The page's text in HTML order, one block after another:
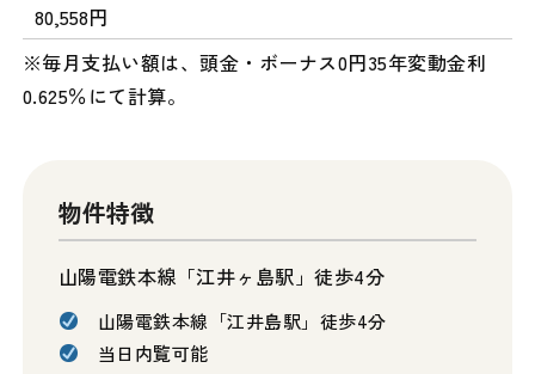
80,558円
※毎月支払い額は、頭金・ボーナス0円35年変動金利
0.625％にて計算。
物件特徴
山陽電鉄本線「江井ヶ島駅」徒歩4分
山陽電鉄本線「江井島駅」徒歩4分
当日内覧可能